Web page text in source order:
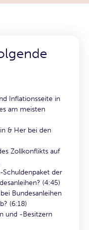
Inflationsseite in
am meisten
& Her bei den
Zollkonflikts auf
Schuldenpaket der
(4:45)
Bundesanleihen
(6:18)
und -Besitzern